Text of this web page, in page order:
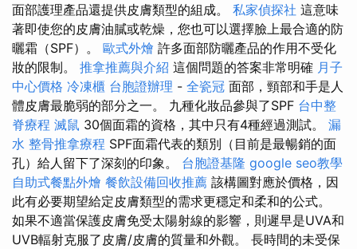
面部護理產品還提供皮膚類型的組成。 私家偵探社 這意味
著即使您的皮膚油膩或乾燥，您也可以選擇臉上最合適的防
曬霜（SPF）。 歐式外燴 許多面部防曬產品的作用不受化
妝的限制。 推拿推薦與介紹 這個問題的答案非常明確 月子
中心價格 冷凍櫃 台胞證辦理 - 全瓷冠 面部，頸部和手是人
體皮膚最脆弱的部分之一。 九種化妝品參與了SPF 台中整
脊療程 滅鼠 30個面霜的資格，其中只有4種經過測試。 漏
水 整骨推拿療程 SPF面霜代表的類別（目前是最暢銷的面
孔）給人留下了深刻的印象。 台胞證基隆 google seo教學
自助式餐點外燴 餐飲設備回收推薦 該構圖對應於價格，因
此有必要期望給定皮膚類型的需求更穩定和柔和的公式。
如果不適當保護皮膚免受太陽射線的影響，則遲早是UVA和
UVB輻射克服了皮膚/皮膚的質量和外觀。 長時間的未受保